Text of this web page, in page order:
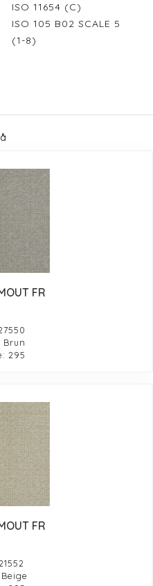
ISO 11654 (C)
ISO 105 B02 SCALE 5
(1-8)
FR
Brun
295
FR